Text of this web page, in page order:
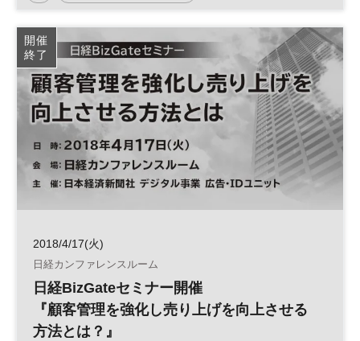
開催
終了
2018/4/17(火)
日経カンファレンスルーム
日経BizGateセミナー開催
『顧客管理を強化し売り上げを向上させる
方法とは？』